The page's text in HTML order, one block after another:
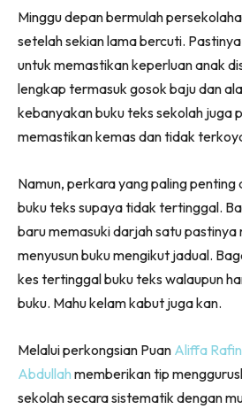
Minggu depan bermulah
setelah sekian lama bercuti.
untuk memastikan keperluan anak
lengkap termasuk gosok baju dan
kebanyakan buku teks sekolah juga
memastikan kemas dan tidak
Namun, perkara yang paling penting
buku teks supaya tidak tertinggal.
baru memasuki darjah satu pastinya
menyusun buku mengikut jadual.
kes tertinggal buku teks walaupun
buku. Mahu kelam kabut juga kan.
Melalui perkongsian Puan Aliffa
Abdullah memberikan tip
sekolah secara sistematik dengan